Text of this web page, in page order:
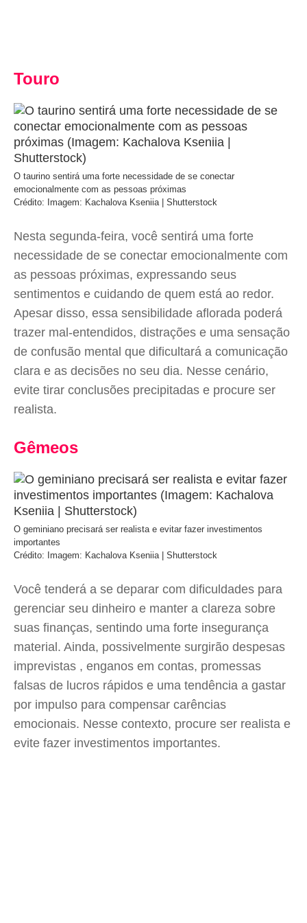
Touro
O taurino sentirá uma forte necessidade de se conectar
emocionalmente com as pessoas próximas
Crédito: Imagem: Kachalova Kseniia | Shutterstock
Nesta segunda-feira, você sentirá uma forte
necessidade de se conectar emocionalmente com
as pessoas próximas, expressando seus
sentimentos e cuidando de quem está ao redor.
Apesar disso, essa sensibilidade aflorada poderá
trazer mal-entendidos, distrações e uma sensação
de confusão mental que dificultará a comunicação
clara e as decisões no seu dia. Nesse cenário,
evite tirar conclusões precipitadas e procure ser
realista.
Gêmeos
O geminiano precisará ser realista e evitar fazer investimentos
importantes
Crédito: Imagem: Kachalova Kseniia | Shutterstock
Você tenderá a se deparar com dificuldades para
gerenciar seu dinheiro e manter a clareza sobre
suas finanças, sentindo uma forte insegurança
material. Ainda, possivelmente surgirão despesas
imprevistas , enganos em contas, promessas
falsas de lucros rápidos e uma tendência a gastar
por impulso para compensar carências
emocionais. Nesse contexto, procure ser realista e
evite fazer investimentos importantes.